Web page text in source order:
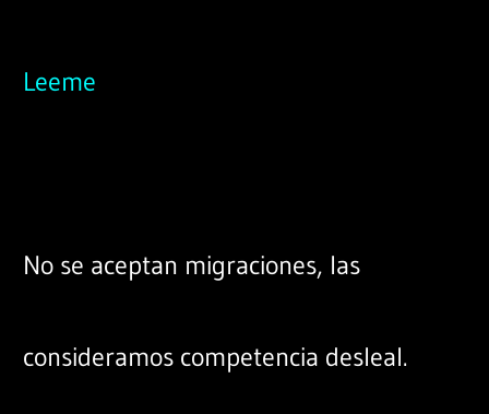
Leeme
No se aceptan migraciones, las
consideramos competencia desleal.